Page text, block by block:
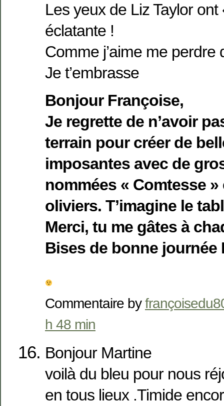
Les yeux de Liz Taylor ont
éclatante !
Comme j’aime me perdre
Je t’embrasse
Bonjour Françoise,
Je regrette de n’avoir
terrain pour créer de
imposantes avec de
nommées « Comtesse
oliviers. T’imagine le
Merci, tu me gâtes à
Bises de bonne journée
Commentaire by
h 48 min
Bonjour Martine
voilà du bleu pour nous
en tous lieux .Timide